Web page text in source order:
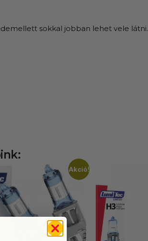
sokkal jobban lehet vele látni.
Akció!